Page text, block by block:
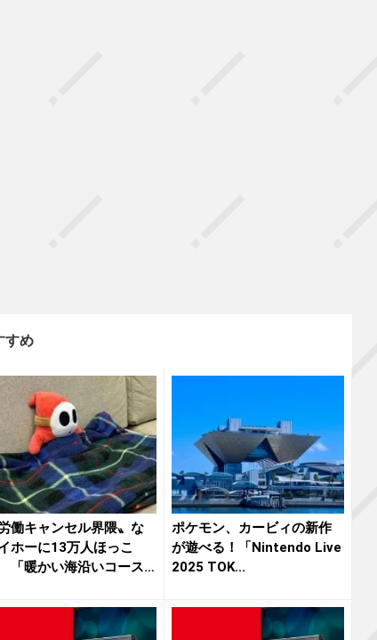
すめ
労働キャンセル界隈〟な
ホーに13万人ほっこ
「暖かい海沿いコース
ポケモン、カービィの新作
が遊べる！「Nintendo Live
2025 TOK...